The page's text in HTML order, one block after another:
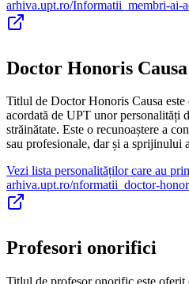
arhiva.upt.ro/Informatii_membri-ai-
Doctor Honoris Causa
Titlul de Doctor Honoris Causa este
acordată de UPT unor personalități
străinătate. Este o recunoaștere a
sau profesionale, dar și a sprijinului
Vezi lista personalităților care au
arhiva.upt.ro/nformatii_doctor-
Profesori onorifici